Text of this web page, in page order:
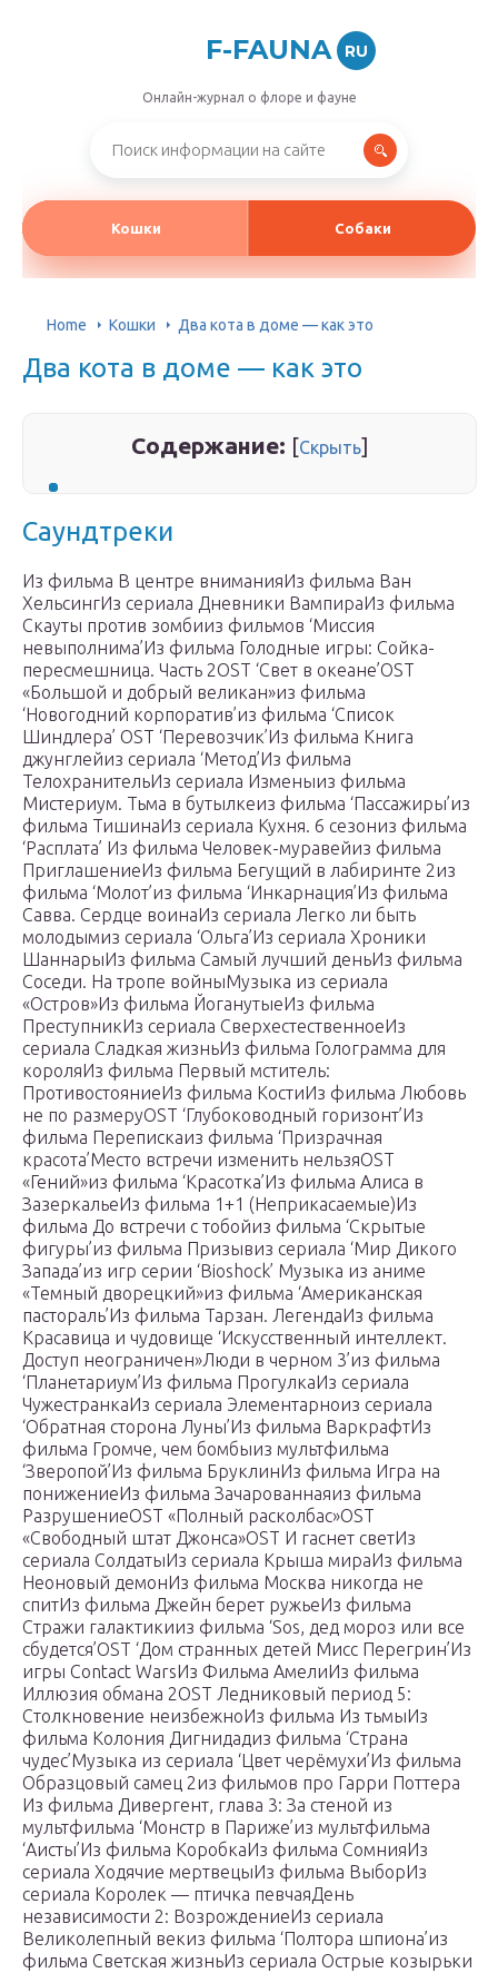
F-FAUNA RU
Онлайн-журнал о флоре и фауне
Кошки Собаки
Home Кошки Два кота в доме — как это
Два кота в доме — как это
Содержание: [Скрыть]
Саундтреки
Из фильма В центре вниманияИз фильма Ван
ХельсингИз сериала Дневники ВампираИз фильма
Скауты против зомбииз фильмов ‘Миссия
невыполнима’Из фильма Голодные игры: Сойка-
пересмешница. Часть 2OST ‘Свет в океане’OST
«Большой и добрый великан»из фильма
‘Новогодний корпоратив’из фильма ‘Список
Шиндлера’ OST ‘Перевозчик’Из фильма Книга
джунглейиз сериала ‘Метод’Из фильма
ТелохранительИз сериала Изменыиз фильма
Мистериум. Тьма в бутылкеиз фильма ‘Пассажиры’из
фильма ТишинаИз сериала Кухня. 6 сезониз фильма
‘Расплата’ Из фильма Человек-муравейиз фильма
ПриглашениеИз фильма Бегущий в лабиринте 2из
фильма ‘Молот’из фильма ‘Инкарнация’Из фильма
Савва. Сердце воинаИз сериала Легко ли быть
молодымиз сериала ‘Ольга’Из сериала Хроники
ШаннарыИз фильма Самый лучший деньИз фильма
Соседи. На тропе войныМузыка из сериала
«Остров»Из фильма ЙоганутыеИз фильма
ПреступникИз сериала СверхестественноеИз
сериала Сладкая жизньИз фильма Голограмма для
короляИз фильма Первый мститель:
ПротивостояниеИз фильма КостиИз фильма Любовь
не по размеруOST ‘Глубоководный горизонт’Из
фильма Перепискаиз фильма ‘Призрачная
красота’Место встречи изменить нельзяOST
«Гений»из фильма ‘Красотка’Из фильма Алиса в
ЗазеркальеИз фильма 1+1 (Неприкасаемые)Из
фильма До встречи с тобойиз фильма ‘Скрытые
фигуры’из фильма Призывиз сериала ‘Мир Дикого
Запада’из игр серии ‘Bioshock’ Музыка из аниме
«Темный дворецкий»из фильма ‘Американская
пастораль’Из фильма Тарзан. ЛегендаИз фильма
Красавица и чудовище ‘Искусственный интеллект.
Доступ неограничен»Люди в черном 3’из фильма
‘Планетариум’Из фильма ПрогулкаИз сериала
ЧужестранкаИз сериала Элементарноиз сериала
‘Обратная сторона Луны’Из фильма ВаркрафтИз
фильма Громче, чем бомбыиз мультфильма
‘Зверопой’Из фильма БруклинИз фильма Игра на
понижениеИз фильма Зачарованнаяиз фильма
РазрушениеOST «Полный расколбас»OST
«Свободный штат Джонса»OST И гаснет светИз
сериала СолдатыИз сериала Крыша мираИз фильма
Неоновый демонИз фильма Москва никогда не
спитИз фильма Джейн берет ружьеИз фильма
Стражи галактикииз фильма ‘Sos, дед мороз или все
сбудется’OST ‘Дом странных детей Мисс Перегрин’Из
игры Contact WarsИз Фильма АмелиИз фильма
Иллюзия обмана 2OST Ледниковый период 5:
Столкновение неизбежноИз фильма Из тьмыИз
фильма Колония Дигнидадиз фильма ‘Страна
чудес’Музыка из сериала ‘Цвет черёмухи’Из фильма
Образцовый самец 2из фильмов про Гарри Поттера
Из фильма Дивергент, глава 3: За стеной из
мультфильма ‘Монстр в Париже’из мультфильма
‘Аисты’Из фильма КоробкаИз фильма СомнияИз
сериала Ходячие мертвецыИз фильма ВыборИз
сериала Королек — птичка певчаяДень
независимости 2: ВозрождениеИз сериала
Великолепный векиз фильма ‘Полтора шпиона’из
фильма Светская жизньИз сериала Острые козырьки